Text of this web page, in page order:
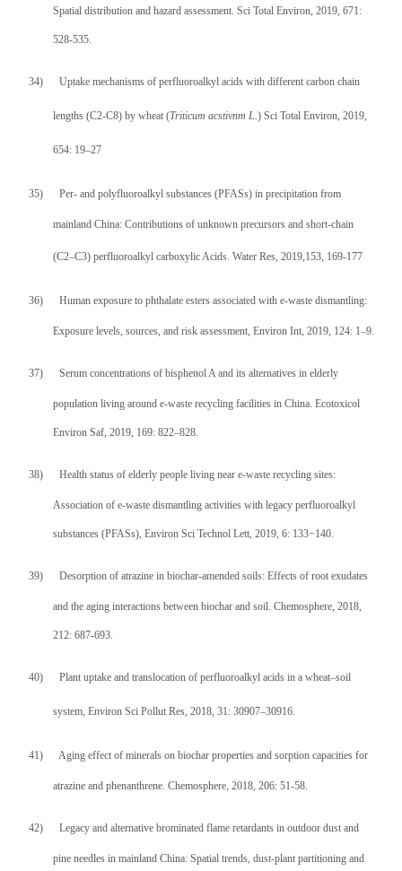
Spatial distribution and hazard assessment. Sci Total Environ, 2019, 671:
528-535.
34) Uptake mechanisms of perfluoroalkyl acids with different carbon chain
lengths (C2-C8) by wheat (Triticum acstivnm L. ) Sci Total Environ, 2019,
654: 19–27
35) Per- and polyfluoroalkyl substances (PFASs) in precipitation from
mainland China: Contributions of unknown precursors and short-chain
(C2–C3) perfluoroalkyl carboxylic Acids. Water Res, 2019,153, 169-177
36) Human exposure to phthalate esters associated with e-waste dismantling:
Exposure levels, sources, and risk assessment, Environ Int, 2019, 124: 1–9.
37) Serum concentrations of bisphenol A and its alternatives in elderly
population living around e-waste recycling facilities in China. Ecotoxicol
Environ Saf, 2019, 169: 822–828.
38) Health status of elderly people living near e‑waste recycling sites:
Association of e‑waste dismantling activities with legacy perfluoroalkyl
substances (PFASs), Environ Sci Technol Lett, 2019, 6: 133−140.
39) Desorption of atrazine in biochar-amended soils: Effects of root exudates
and the aging interactions between biochar and soil. Chemosphere, 2018,
212: 687-693.
40) Plant uptake and translocation of perfluoroalkyl acids in a wheat–soil
system, Environ Sci Pollut Res, 2018, 31: 30907–30916.
41) Aging effect of minerals on biochar properties and sorption capacities for
atrazine and phenanthrene. Chemosphere, 2018, 206: 51-58.
42) Legacy and alternative brominated flame retardants in outdoor dust and
pine needles in mainland China: Spatial trends, dust-plant partitioning and